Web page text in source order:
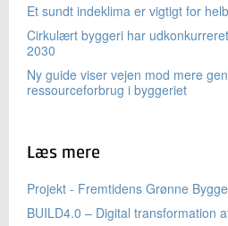
Et sundt indeklima er vigtigt for
Cirkulært byggeri har
2030
Ny guide viser vejen mod mere
ressourceforbrug i byggeriet
Læs mere
Projekt - Fremtidens Grønne
BUILD4.0 – Digital transformation